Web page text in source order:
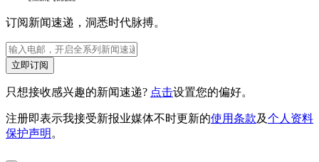
订阅新闻速递，洞悉时代脉搏。
立即订阅
只想接收感兴趣的新闻速递? 点击设置您的偏好。
注册即表示我接受新报业媒体不时更新的使用条款及个人资料
保护声明 。